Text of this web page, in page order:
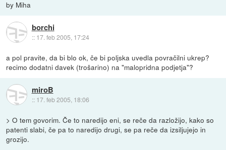
by Miha
borchi
:: 17. feb 2005, 17:24
a pol pravite, da bi blo ok, če bi poljska uvedla povračilni ukrep?
recimo dodatni davek (trošarino) na "malopridna podjetja"?
miroB
:: 17. feb 2005, 18:06
> O tem govorim. Če to naredijo eni, se reče da razložijo, kako so
patenti slabi, če pa to naredijo drugi, se pa reče da izsiljujejo in
grozijo.